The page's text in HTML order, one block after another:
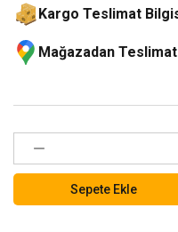
Kargo Teslimat
Mağazadan
Sepete Ekle